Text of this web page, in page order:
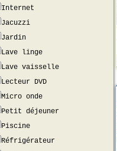
Internet
Jacuzzi
Jardin
Lave linge
Lave vaisselle
Lecteur DVD
Micro onde
Petit déjeuner
Piscine
Réfrigérateur